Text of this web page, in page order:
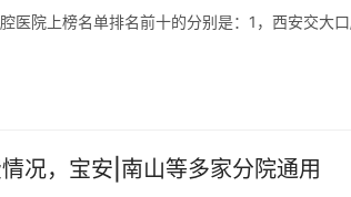
医院上榜名单排名前十的分别是：1，西安交大
况，宝安|南山等多家分院通用